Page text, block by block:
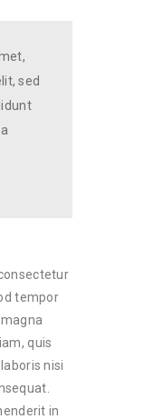
sed
tempor
quis
nisi
in